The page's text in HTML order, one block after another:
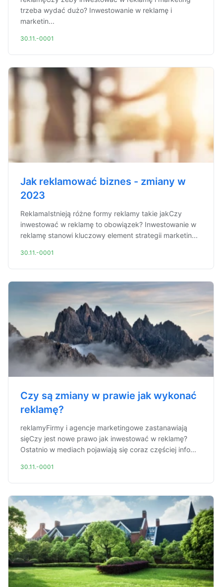
trzeba wydać dużo? Inwestowanie w reklamę i
marketin...
30.11.-0001
Jak reklamować biznes - zmiany w
2023
ReklamaIstnieją różne formy reklamy takie jakCzy
inwestować w reklamę to obowiązek? Inwestowanie w
reklamę stanowi kluczowy element strategii marketin...
30.11.-0001
Czy są zmiany w prawie jak wykonać
reklamę?
reklamyFirmy i agencje marketingowe zastanawiają
sięCzy jest nowe prawo jak inwestować w reklamę?
Ostatnio w mediach pojawiają się coraz częściej info...
30.11.-0001